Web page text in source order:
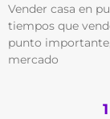
Vender casa en
tiempos que
punto
mercado
1